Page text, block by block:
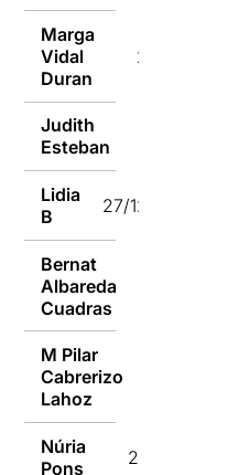
Marga
Vidal
Duran
27/12/2016
Judith
Esteban
Lidia
B
27/12/2016
Bernat
Albareda
Cuadras
M Pilar
Cabrerizo
Lahoz
Núria
Pons
27/12/2016